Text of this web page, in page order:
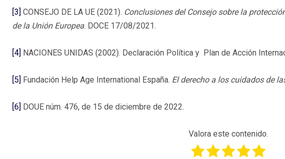
[3] CONSEJO DE LA UE (2021). Conclusiones del Consejo sobre la
de la Unión Europea. DOCE 17/08/2021.
[4] NACIONES UNIDAS (2002). Declaración Política y Plan de Acción
[5] Fundación Help Age International España. El derecho a los cuidados de
[6] DOUE núm. 476, de 15 de diciembre de 2022.
Valora este contenido.